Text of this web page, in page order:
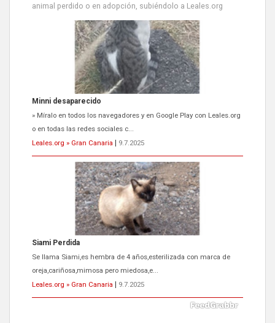
animal perdido o en adopción, subiéndolo a Leales.org
Minni desaparecido
» Míralo en todos los navegadores y en Google Play con Leales.org
o en todas las redes sociales c...
Leales.org » Gran Canaria
9.7.2025
Siami Perdida
Se llama Siami,es hembra de 4 años,esterilizada con marca de
oreja,cariñosa,mimosa pero miedosa,e...
Leales.org » Gran Canaria
9.7.2025